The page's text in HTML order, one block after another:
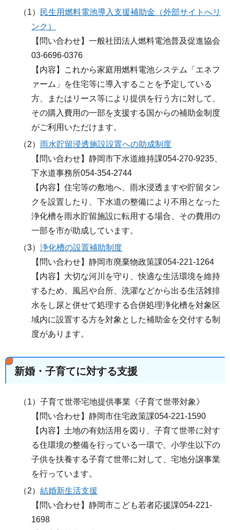
（1）
民生用燃料電池導入支援補助金（外部サイトへリ
ンク）
【問い合わせ】一般社団法人燃料電池普及促進協会
03-6696-0376
【内容】これから家庭用燃料電池システム「エネフ
ァーム」を住宅等に導入することを予定している
方、またはリース等により提供を行う方に対して、
その購入費用の一部を支援する国からの補助金制度
がご利用いただけます。
（2）雨水貯留浸透施設設置への助成制度
【問い合わせ】静岡市下水道維持課054-270-9235、
下水道事務所054-354-2744
【内容】住宅等の敷地へ、雨水浸透ますや貯留タン
クを設置したり、下水道の整備により不用となった
浄化槽を雨水貯留施設に転用する場合、その費用の
一部を市が助成しています。
（3）浄化槽の設置補助制度
【問い合わせ】静岡市廃棄物政策課054-221-1264
【内容】大切な河川を守り、快適な生活環境を維持
するため、風呂や台所、洗濯などから出る生活雑排
水をし尿と併せて処理する合併処理浄化槽を対象区
域内に設置する方を対象とした補助金を交付する制
度があります。
新婚・子育てに対する支援
（1）子育て世帯宅地提供事業《子育て世帯対象》
【問い合わせ】静岡市住宅政策課054-221-1590
【内容】土地の有効活用を図り、子育て世帯に対す
る住環境の整備を行っている一環で、小学生以下の
子供を扶養する子育て世帯に対して、宅地分譲事業
を行っています。
（2）結婚新生活支援
【問い合わせ】静岡市こども若者応援課054-221-
1698